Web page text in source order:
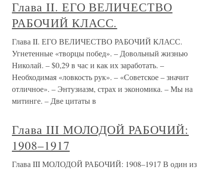
Глава II. ЕГО ВЕЛИЧЕСТВО
РАБОЧИЙ КЛАСС.
Глава II. ЕГО ВЕЛИЧЕСТВО РАБОЧИЙ КЛАСС.
Угнетенные «творцы побед». – Довольный жизнью
Николай. – $0,29 в час и как их заработать. –
Необходимая «ловкость рук». – «Советское – значит
отличное». – Энтузиазм, страх и экономика. – Мы на
митинге. – Две цитаты в
Глава III МОЛОДОЙ РАБОЧИЙ:
1908–1917
Глава III МОЛОДОЙ РАБОЧИЙ: 1908–1917 В один из